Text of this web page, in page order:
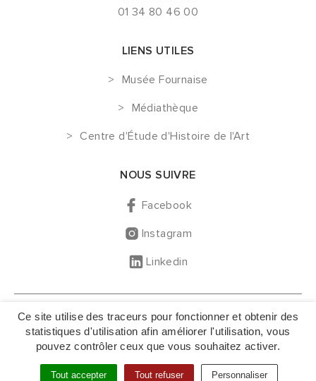
Ce site utilise des traceurs pour fonctionner et obtenir des
statistiques d'utilisation afin améliorer l'utilisation, vous
pouvez contrôler ceux que vous souhaitez activer.
Tout accepter Tout refuser Personnaliser
01 34 80 46 00
LIENS UTILES
Musée Fournaise
Médiathèque
Centre d'Étude d'Histoire de l'Art
NOUS SUIVRE
Facebook
Instagram
Linkedin
GESTION DES COOKIES
MENTIONS LÉGALES
NOUS CONTACTER
PLAN DU SITE